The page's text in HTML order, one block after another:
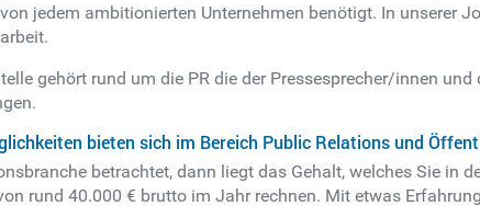
jedem ambitionierten Unternehmen benötigt. In unserer
gehört rund um die PR die der Pressesprecher/innen
bieten sich im Bereich Public Relations und
betrachtet, dann liegt das Gehalt, welches Sie in
rund 40.000 € brutto im Jahr rechnen. Mit etwas